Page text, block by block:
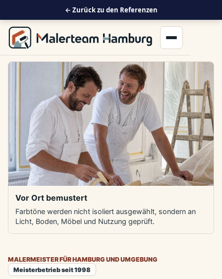
Menü öffnen
MALERMEISTER FÜR HAMBURG UND UMGEBUNG
Meisterbetrieb seit 1998
Vor Ort bemustert
Farbtöne werden nicht isoliert ausgewählt, sondern an
Licht, Boden, Möbel und Nutzung geprüft.
← Zurück zu den Referenzen